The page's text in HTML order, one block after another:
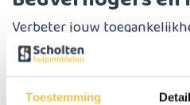
Toestemming
Verbeter jouw
uitstappen gemakkelijker
ander meubel op een